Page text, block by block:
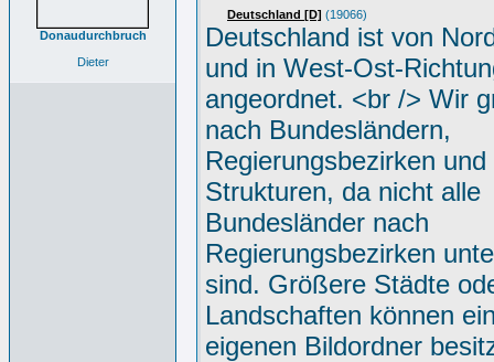
Donaudurchbruch
Dieter
Deutschland [D] (19066)
Deutschland ist von
und in West-Ost-
angeordnet. <br /> Wir
nach Bundesländern,
Regierungsbezirken
Strukturen, da nicht alle
Bundesländer nach
Regierungsbezirken
sind. Größere Städte
Landschaften können
eigenen Bildordner